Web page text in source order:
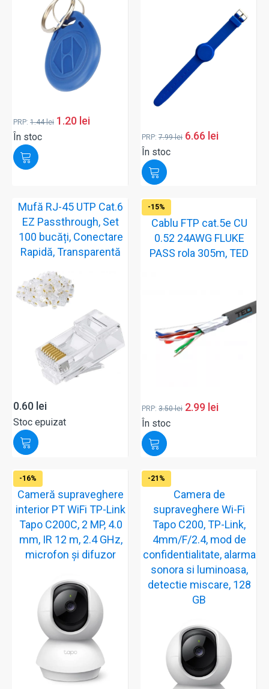
PRP: 1.44lei 1.20 lei
În stoc PRP: 7.99lei 6.66 lei
În stoc
Mufă RJ-45 UTP Cat.6
EZ Passthrough, Set
100 bucăți, Conectare
Rapidă, Transparentă
0.60 lei
Stoc epuizat
-15%
Cablu FTP cat.5e CU
0.52 24AWG FLUKE
PASS rola 305m, TED
PRP: 3.50lei 2.99 lei
În stoc
-16%
Cameră supraveghere
interior PT WiFi TP-Link
Tapo C200C, 2 MP, 4.0
mm, IR 12 m, 2.4 GHz,
microfon și difuzor
-21%
Camera de
supraveghere Wi-Fi
Tapo C200, TP-Link,
4mm/F/2.4, mod de
confidentialitate, alarma
sonora si luminoasa,
detectie miscare, 128
GB